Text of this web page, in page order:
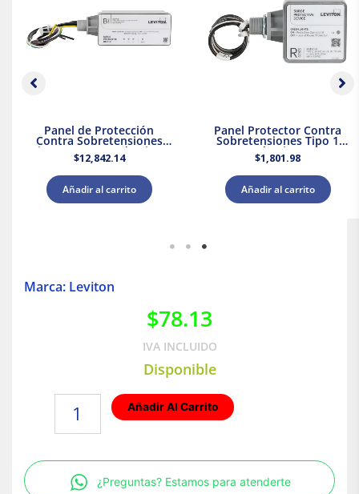
Panel de Protección
Contra Sobretensiones
Tipo 2 Supresor de Picos
208Y/120 V CA Leviton
$12,842.14
Añadir al carrito
Panel Protector Contra
Sobretensiones Tipo 1
Supresor de Picos 120/240
V CA Leviton
$1,801.98
Añadir al carrito
Marca: Leviton
$78.13
IVA INCLUIDO
Disponible
Color
Añadir Al Carrito
¿Preguntas? Estamos para atenderte